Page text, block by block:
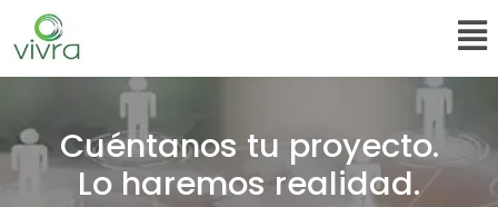
Cuéntanos tu proyecto.
Lo haremos realidad.